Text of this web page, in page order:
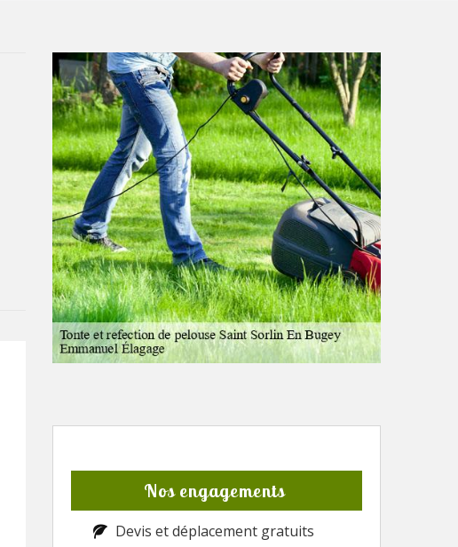
Nos engagements
Devis et déplacement gratuits